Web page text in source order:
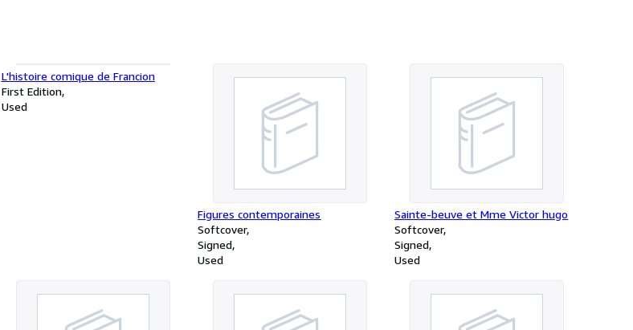
L'histoire comique de Francion
First Edition
Used
Figures contemporaines
Softcover
Signed
Used
Sainte-beuve et Mme Victor hugo
Softcover
Signed
Used